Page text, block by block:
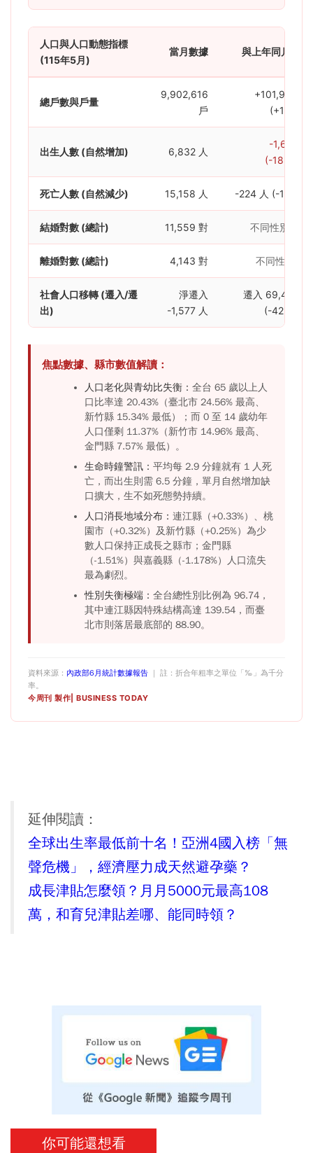
人口與人口動態指標
(115年5月)
當月數據 與上年同月增減
總戶數與戶量
9,902,616
戶
+101,968 戶
(+1.04%)
出生人數 (自然增加) 6,832 人
-1,601 人
(-18.98%)
死亡人數 (自然減少) 15,158 人 -224 人 (-1.46%)
結婚對數 (總計) 11,559 對 不同性別
離婚對數 (總計) 4,143 對 不同性別
社會人口移轉 (遷入/遷
出)
淨遷入
-1,577 人
遷入 69,412 人
(-42.64%)
焦點數據、縣市數值解讀：
人口老化與青幼比失衡： 全台 65 歲以上人
口比率達 20.43%（臺北市 24.56% 最高、
新竹縣 15.34% 最低）；而 0 至 14 歲幼年
人口僅剩 11.37%（新竹市 14.96% 最高、
金門縣 7.57% 最低）。
生命時鐘警訊： 平均每 2.9 分鐘就有 1 人死
亡，而出生則需 6.5 分鐘，單月自然增加缺
口擴大，生不如死態勢持續。
人口消長地域分布： 連江縣（+0.33%）、桃
園市（+0.32%）及新竹縣（+0.25%）為少
數人口保持正成長之縣市；金門縣
（-1.51%）與嘉義縣（-1.178%）人口流失
最為劇烈。
性別失衡極端： 全台總性別比例為 96.74，
其中連江縣因特殊結構高達 139.54，而臺
北市則落居最底部的 88.90。
資料來源： 內政部6月統計數據報告 ｜ 註：折合年粗率之單位「‰」為千分
率。
今周刊 製作| BUSINESS TODAY
延伸閱讀：
全球出生率最低前十名！亞洲4國入榜「無
聲危機」，經濟壓力成天然避孕藥？
成長津貼怎麼領？月月5000元最高108
萬，和育兒津貼差哪、能同時領？
你可能還想看